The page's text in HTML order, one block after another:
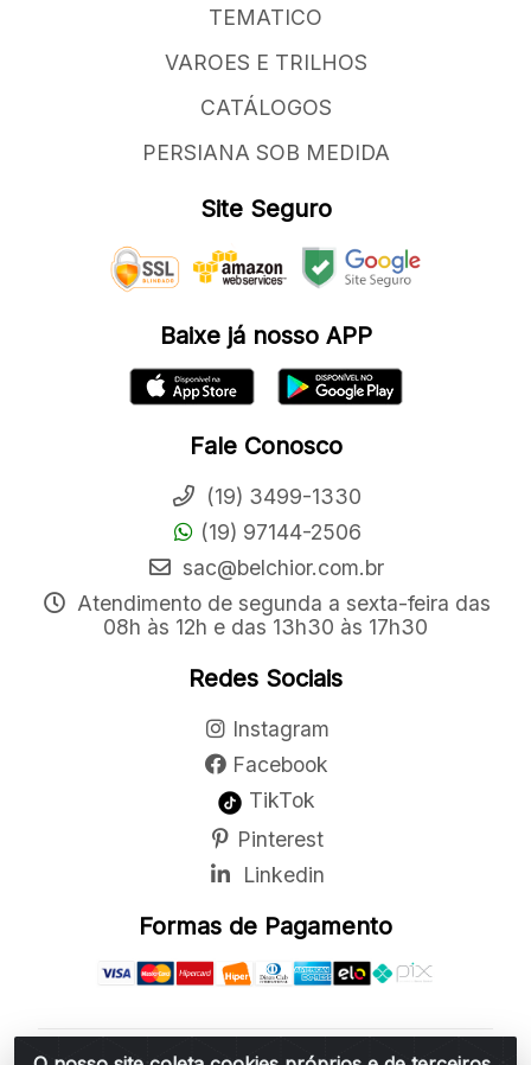
TEMATICO
VAROES E TRILHOS
CATÁLOGOS
PERSIANA SOB MEDIDA
Site Seguro
Baixe já nosso APP
Fale Conosco
(19) 3499-1330
(19) 97144-2506
sac@belchior.com.br
Atendimento de segunda a sexta-feira das
08h às 12h e das 13h30 às 17h30
Redes Sociais
Instagram
Facebook
TikTok
Pinterest
Linkedin
Formas de Pagamento